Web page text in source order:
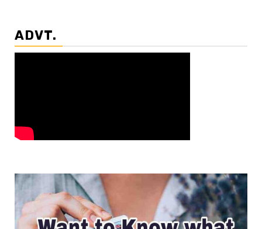
ADVT.